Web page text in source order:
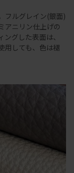
フルグレイン(銀面)
アニリン仕上げの
グした表面は、
用しても、色は褪